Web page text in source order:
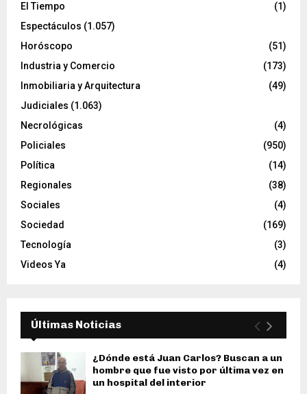
El Tiempo
(1)
Espectáculos (1.057)
Horóscopo
(51)
Industria y Comercio
(173)
Inmobiliaria y Arquitectura
(49)
Judiciales (1.063)
Necrológicas
(4)
Policiales
(950)
Política
(14)
Regionales
(38)
Sociales
(4)
Sociedad
(169)
Tecnología
(3)
Videos Ya
(4)
Últimas Noticias
¿Dónde está Juan Carlos? Buscan a un
hombre que fue visto por última vez en
un hospital del interior